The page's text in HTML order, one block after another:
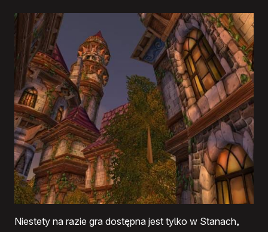
Niestety na razie gra dostępna jest tylko w Stanach,